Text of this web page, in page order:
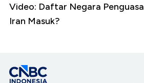
Video: Daftar Negara
Iran Masuk?